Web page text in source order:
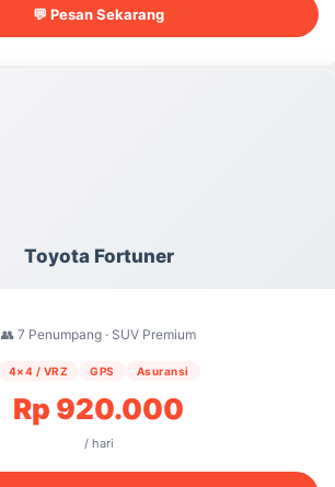
💬 Pesan Sekarang
Toyota Fortuner
👥 7 Penumpang · SUV Premium
4×4 / VRZ GPS Asuransi
Rp 920.000
/ hari